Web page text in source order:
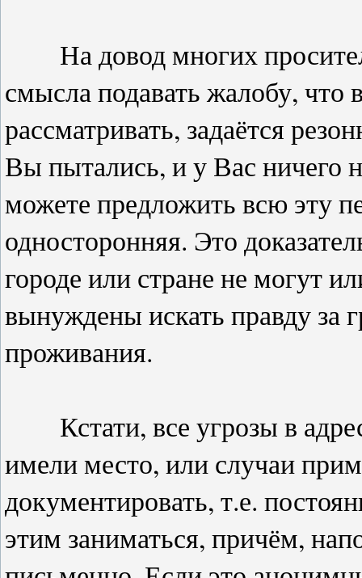
На довод многих
смысла подавать жалобу, что
рассматривать, задаётся
Вы пытались, и у Вас ничего
можете предложить всю эту
односторонняя. Это
городе или стране не могут
вынуждены искать правду за
проживания.
Кстати, все угрозы в
имели место, или случаи
документировать, т.е.
этим заниматься, причём,